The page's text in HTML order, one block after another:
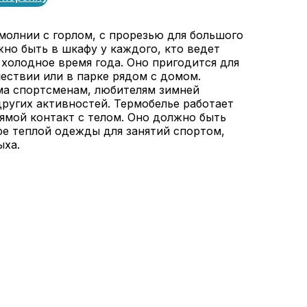
с горлом, с прорезью для большого
быть в шкафу у каждого, кто ведет
время года. Оно пригодится для
или в парке рядом с домом.
спортсменам, любителям зимней
активностей. Термобелье работает
контакт с телом. Оно должно быть
теплой одежды для занятий спортом,